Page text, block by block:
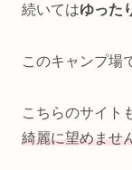
続いてはゆった
このキャンプ場
こちらのサイト
綺麗に望めませ